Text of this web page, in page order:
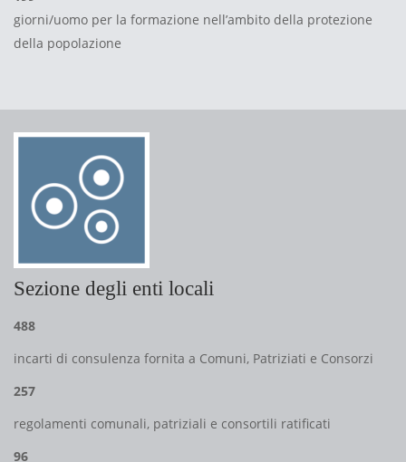
giorni/uomo per la formazione nell’ambito della protezione
della popolazione
Sezione degli enti locali
488
incarti di consulenza fornita a Comuni, Patriziati e Consorzi
257
regolamenti comunali, patriziali e consortili ratificati
96